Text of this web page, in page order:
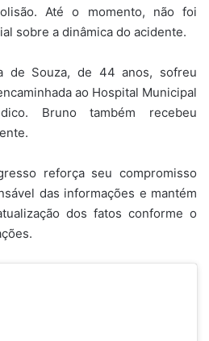
Até o momento, não foi
sobre a dinâmica do acidente.
de Souza, de 44 anos, sofreu
ao Hospital Municipal
Bruno também recebeu
reforça seu compromisso
das informações e mantém
dos fatos conforme o